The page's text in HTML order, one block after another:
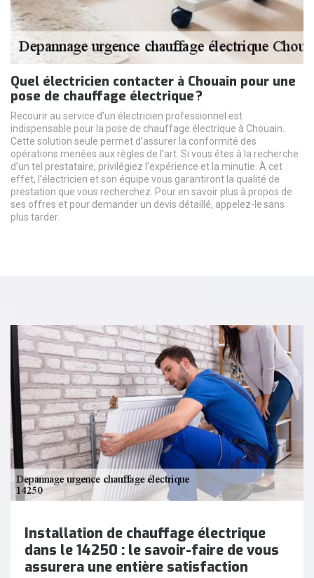
Quel électricien contacter à Chouain pour une
pose de chauffage électrique ?
Recourir au service d’un électricien professionnel est
indispensable pour la pose de chauffage électrique à Chouain.
Cette solution seule permet d’assurer la conformité des
opérations menées aux règles de l’art. Si vous êtes à la recherche
d’un tel prestataire, privilégiez l’expérience et la minutie. À cet
effet, l’électricien et son équipe vous garantiront la qualité de
prestation que vous recherchez. Pour en savoir plus à propos de
ses offres et pour demander un devis détaillé, appelez-le sans
plus tarder.
Installation de chauffage électrique
dans le 14250 : le savoir-faire de vous
assurera une entière satisfaction